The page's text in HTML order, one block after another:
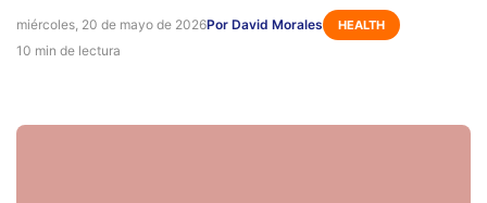
miércoles, 20 de mayo de 2026Por David Morales HEALTH
10 min de lectura